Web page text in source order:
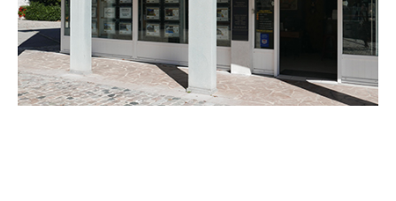
Envoyer un message
Téléphoner à l'agence